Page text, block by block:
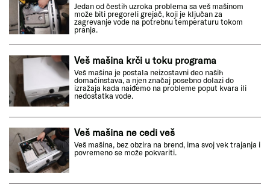
Jedan od čestih uzroka problema sa veš mašinom
može biti pregoreli grejač, koji je ključan za
zagrevanje vode na potrebnu temperaturu tokom
pranja.
Veš mašina krči u toku programa
Veš mašina je postala neizostavni deo naših
domaćinstava, a njen značaj posebno dolazi do
izražaja kada naiđemo na probleme poput kvara ili
nedostatka vode.
Veš mašina ne cedi veš
Veš mašina, bez obzira na brend, ima svoj vek trajanja i
povremeno se može pokvariti.